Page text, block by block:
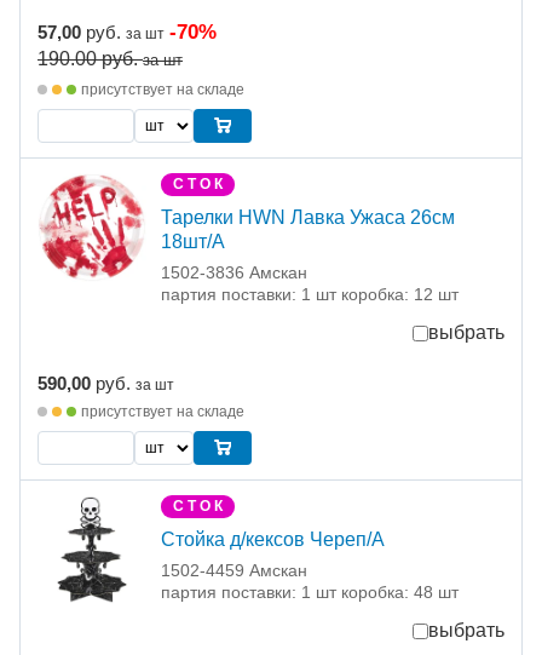
57,00 руб. за шт -70%
190.00руб. за шт
присутствует на складе
С Т О К
Тарелки HWN Лавка Ужаса 26см
18шт/А
1502-3836 Амскан
партия поставки: 1 шт коробка: 12 шт
выбрать
590,00 руб. за шт
присутствует на складе
С Т О К
Стойка д/кексов Череп/A
1502-4459 Амскан
партия поставки: 1 шт коробка: 48 шт
выбрать